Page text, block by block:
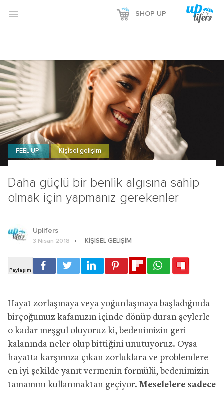
Reklamı Göster
Reklamı Gizle
 SHOP UP
Daha güçlü bir benlik algısına sahip
olmak için yapmanız gerekenler
FEEL UP Kişisel gelişim
Uplifers
3 Nisan 2018 KIŞISEL GELIŞIM
Hayat zorlaşmaya veya yoğunlaşmaya başladığında
birçoğumuz kafamızın içinde dönüp duran şeylerle
o kadar meşgul oluyoruz ki, bedenimizin geri
kalanında neler olup bittiğini unutuyoruz. Oysa
hayatta karşımıza çıkan zorluklara ve problemlere
en iyi şekilde yanıt vermenin formülü, bedenimizin
tamamını kullanmaktan geçiyor. Meselelere sadece